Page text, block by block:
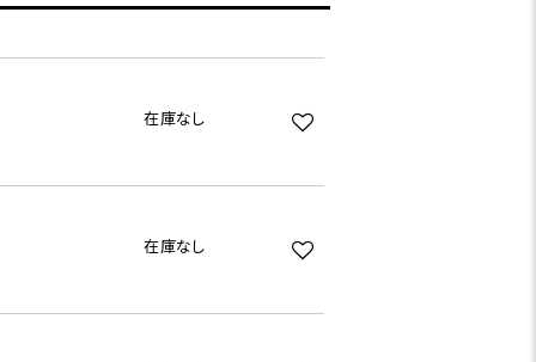
在庫なし
在庫なし